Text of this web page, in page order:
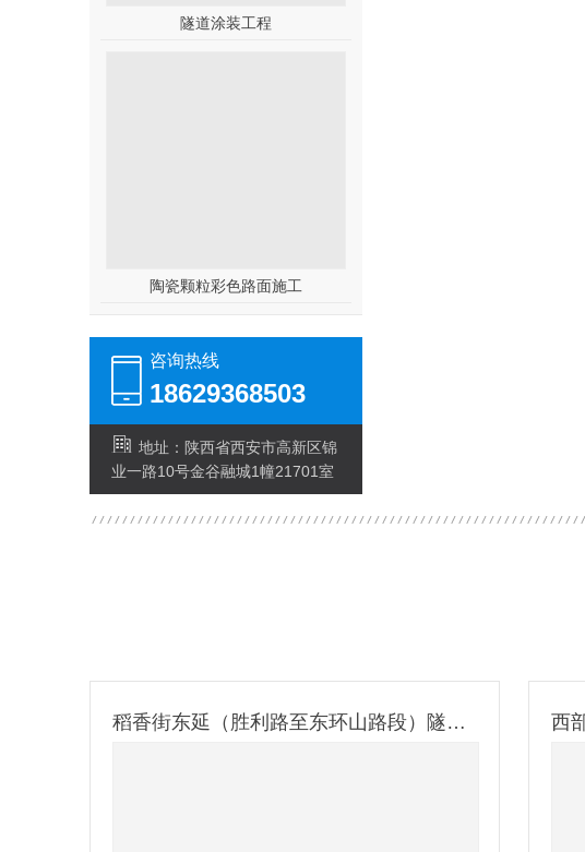
隧道涂装工程
陶瓷颗粒彩色路面施工
咨询热线
18629368503
地址：陕西省西安市高新区锦
业一路10号金谷融城1幢21701室
稻香街东延（胜利路至东环山路段）隧道防火涂装建设工程 西